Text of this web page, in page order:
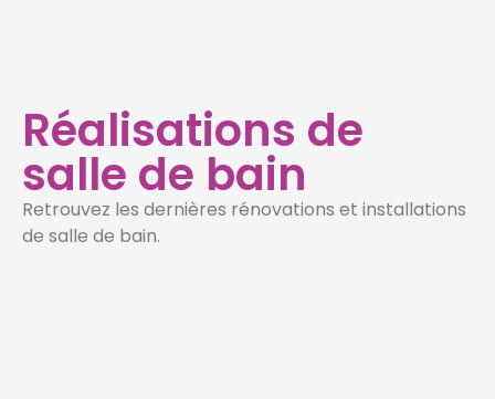
Réalisations de
salle de bain
Retrouvez les dernières rénovations et installations
de salle de bain.